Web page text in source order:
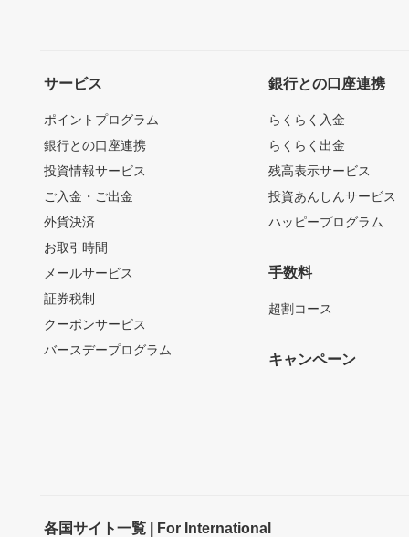
サービス
ポイントプログラム
銀行との口座連携
投資情報サービス
ご入金・ご出金
外貨決済
お取引時間
メールサービス
証券税制
クーポンサービス
バースデープログラム
銀行との口座連携
らくらく入金
らくらく出金
残高表示サービス
投資あんしんサービス
ハッピープログラム
手数料
超割コース
キャンペーン
各国サイト一覧 | For International